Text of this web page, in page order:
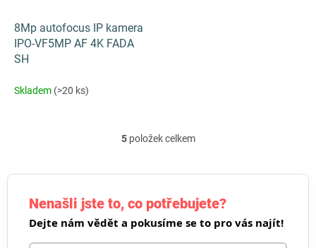
8Mp autofocus IP kamera
IPO-VF5MP AF 4K FADA
SH
Skladem (>20 ks)
O
l
d
a
c
5položek celkem
Nenašli jste to, co potřebujete?
Dejte nám vědět a pokusíme se to pro vás najít!